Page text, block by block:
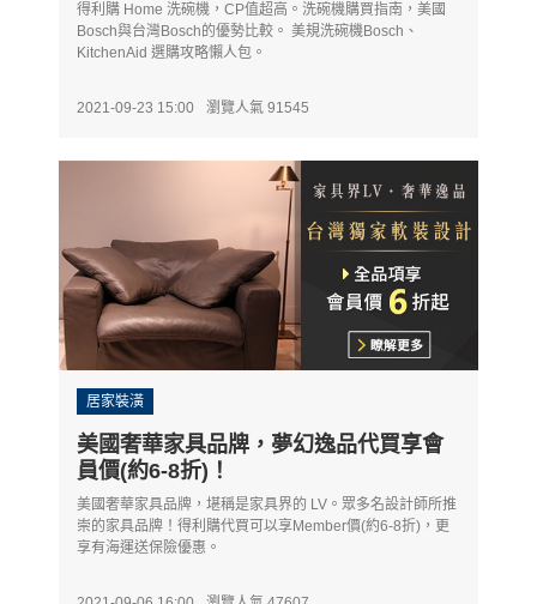
得利購 Home 洗碗機，CP值超高。洗碗機購買指南，美國
Bosch與台灣Bosch的優勢比較。 美規洗碗機Bosch、
KitchenAid 選購攻略懶人包。
2021-09-23 15:00 瀏覽人氣 91545
居家裝潢
美國奢華家具品牌，夢幻逸品代買享會
員價(約6-8折)！
美國奢華家具品牌，堪稱是家具界的 LV。眾多名設計師所推
崇的家具品牌！得利購代買可以享Member價(約6-8折)，更
享有海運送保險優惠。